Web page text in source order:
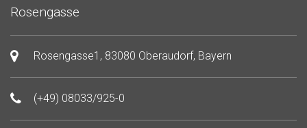
Rosengasse
Rosengasse1, 83080 Oberaudorf, Bayern
(+49) 08033/925-0